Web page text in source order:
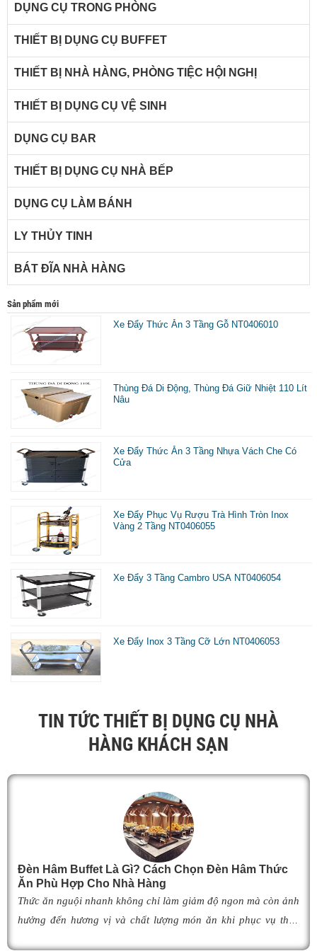
DỤNG CỤ TRONG PHÒNG
THIẾT BỊ DỤNG CỤ BUFFET
THIẾT BỊ NHÀ HÀNG, PHÒNG TIỆC HỘI NGHỊ
THIẾT BỊ DỤNG CỤ VỆ SINH
DỤNG CỤ BAR
THIẾT BỊ DỤNG CỤ NHÀ BẾP
DỤNG CỤ LÀM BÁNH
LY THỦY TINH
BÁT ĐĨA NHÀ HÀNG
Sản phẩm mới
Xe Đẩy Thức Ăn 3 Tầng Gỗ NT0406010
Thùng Đá Di Động, Thùng Đá Giữ Nhiệt 110 Lít
Nâu
Xe Đẩy Thức Ăn 3 Tầng Nhựa Vách Che Có
Cửa
Xe Đẩy Phục Vụ Rượu Trà Hình Tròn Inox
Vàng 2 Tầng NT0406055
Xe Đẩy 3 Tầng Cambro USA NT0406054
Xe Đẩy Inox 3 Tầng Cỡ Lớn NT0406053
TIN TỨC THIẾT BỊ DỤNG CỤ NHÀ
HÀNG KHÁCH SẠN
Đèn Hâm Buffet Là Gì? Cách Chọn Đèn Hâm Thức
Ăn Phù Hợp Cho Nhà Hàng
Thức ăn nguội nhanh không chỉ làm giảm độ ngon mà còn ảnh
hưởng đến hương vị và chất lượng món ăn khi phục vụ thực